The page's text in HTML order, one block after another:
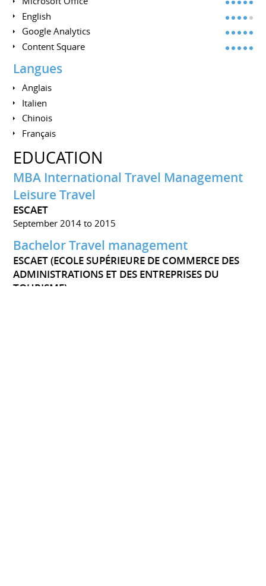
English
Google Analytics
Content Square
Langues
Anglais
Italien
Chinois
Français
EDUCATION
MBA International Travel Management
Leisure Travel
ESCAET
September 2014 to 2015
Bachelor Travel management
ESCAET (ECOLE SUPÉRIEURE DE COMMERCE DES
ADMINISTRATIONS ET DES ENTREPRISES DU
TOURISME)